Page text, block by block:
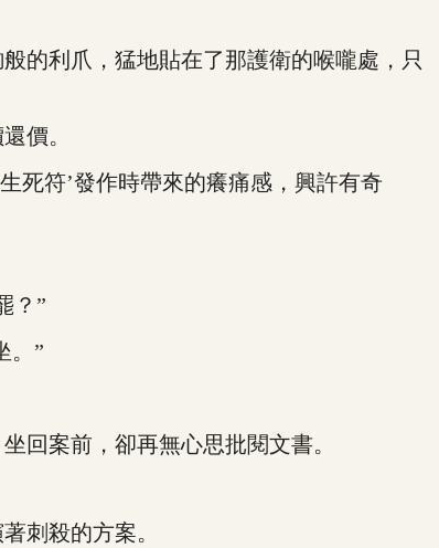
的利爪，猛地貼在了那護衛的喉嚨處，只
價。
符’發作時帶來的癢痛感，興許有奇
？”
。”
案前，卻再無心思批閱文書。
刺殺的方案。